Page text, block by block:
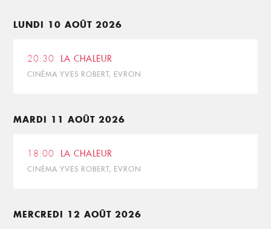
LUNDI 10 AOÛT 2026
20:30 LA CHALEUR
CINÉMA YVES ROBERT, EVRON
MARDI 11 AOÛT 2026
18:00 LA CHALEUR
CINÉMA YVES ROBERT, EVRON
MERCREDI 12 AOÛT 2026